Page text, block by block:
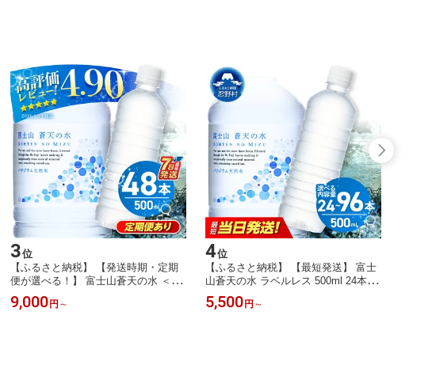
3位
【ふるさと納税】 【発送時期・定期
便が選べる！】 富士山蒼天の水 ＜ラ
ベルレス＞ 500ml 48本 (2ケース) 国
産 天然水 ミネラルウォーター 水 シ
9,000 円 ～
4位
【ふるさと納税】 【最短発送】 富士
山蒼天の水 ラベルレス 500ml 24本 48
本 96本 1ケース 2ケース 4ケース 天
然水 ミネラルウォーター 水 大容量
5,500 円 ～